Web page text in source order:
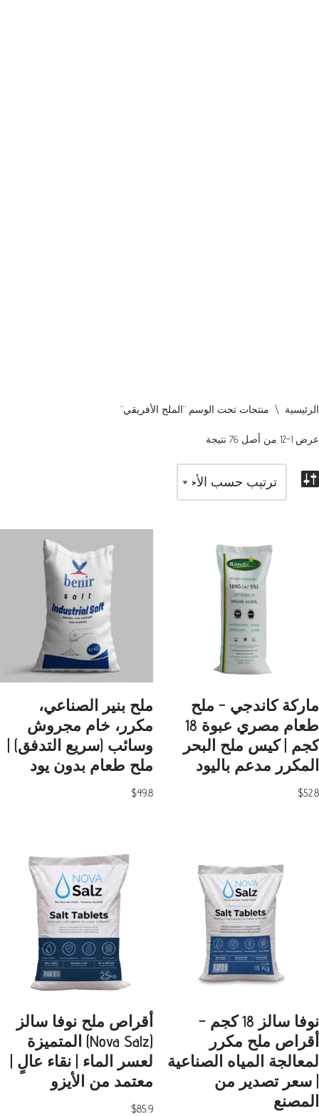
الرئيسية \ منتجات تحت الوسم “الملح الأفريقي”
عرض 1–12 من أصل 76 نتيجة
ماركة كاندجي – ملح
طعام مصري عبوة 18
كجم | كيس ملح البحر
المكرر مدعم باليود
$52.8
ملح بنير الصناعي،
مكرر، خام مجروش
وسائب (سريع التدفق) |
ملح طعام بدون يود
$49.8
نوفا سالز 18 كجم –
أقراص ملح مكرر
لمعالجة المياه الصناعية
| سعر تصدير من
المصنع
أقراص ملح نوفا سالز
(Nova Salz) المتميزة
لعسر الماء | نقاء عالٍ |
معتمد من الأيزو
$85.9